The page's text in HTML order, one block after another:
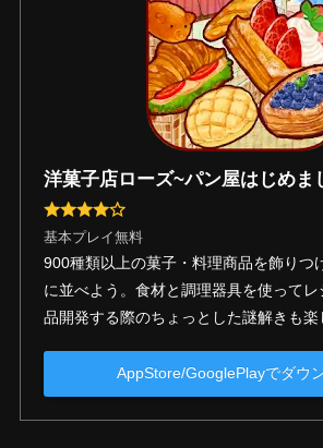
洋菓子店ローズ~パン屋はじめま
基本プレイ無料
900種類以上の菓子・料理商品を飾りつ
に並べよう。食材と調理器具を使って
品開発する際のちょっとした謎解きも楽
AppStore/GooglePlayでダウ